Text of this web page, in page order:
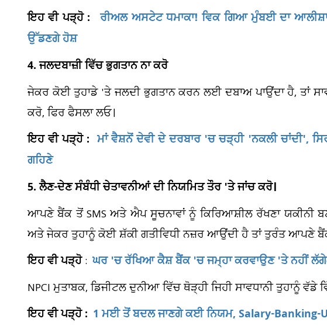
ਇਹ ਵੀ ਪੜ੍ਹੋ : ਰੀਅਲ ਅਸਟੇਟ ਧਮਾਕਾ! ਵਿਕ ਗਿਆ ਮੁੰਬਈ ਦਾ
ਉੱਡਣਗੇ ਹੋਸ਼
4. ਜਲਦਬਾਜ਼ੀ ਵਿੱਚ ਭੁਗਤਾਨ ਨਾ ਕਰੋ
ਜੇਕਰ ਕੋਈ ਤੁਹਾਡੇ 'ਤੇ ਜਲਦੀ ਭੁਗਤਾਨ ਕਰਨ ਲਈ ਦਬਾਅ ਪਾਉਂਦਾ ਹੈ, ਤਾਂ
ਕਰੋ, ਫਿਰ ਫੈਸਲਾ ਲਓ।
ਇਹ ਵੀ ਪੜ੍ਹੋ :ਮਾਂ ਵੈਸ਼ਨੋਂ ਦੇਵੀ ਦੇ ਦਰਬਾਰ 'ਚ ਚੜ੍ਹੀ 'ਨਕਲੀ ਚਾਂਦੀ',
ਗਹਿਣੇ
5. ਲੈਣ-ਦੇਣ ਸੰਬੰਧੀ ਚੇਤਾਵਨੀਆਂ ਦੀ ਨਿਯਮਿਤ ਤੌਰ 'ਤੇ ਜਾਂਚ ਕਰੋ।
ਆਪਣੇ ਬੈਂਕ ਤੋਂ SMS ਅਤੇ ਐਪ ਸੂਚਨਾਵਾਂ ਨੂੰ ਕਿਰਿਆਸ਼ੀਲ ਰੱਖਣਾ ਯਕੀਨੀ
ਅਤੇ ਜੇਕਰ ਤੁਹਾਨੂੰ ਕੋਈ ਸ਼ੱਕੀ ਗਤੀਵਿਧੀ ਨਜ਼ਰ ਆਉਂਦੀ ਹੈ ਤਾਂ ਤੁਰੰਤ ਆਪਣੇ
ਇਹ ਵੀ ਪੜ੍ਹੋ:ਘਰ 'ਚ ਰੱਖਿਆ ਕੈਸ਼ ਬੈਂਕ 'ਚ ਜਮ੍ਹਾ ਕਰਵਾਉਣ 'ਤੇ ਨਹੀਂ
NPCI ਮੁਤਾਬਕ, ਡਿਜੀਟਲ ਦੁਨੀਆ ਵਿੱਚ ਥੋੜ੍ਹੀ ਜਿਹੀ ਸਾਵਧਾਨੀ ਤੁਹਾਨੂੰ ਵੱਡੇ
ਇਹ ਵੀ ਪੜ੍ਹੋ : 1 ਮਈ ਤੋਂ ਬਦਲ ਜਾਣਗੇ ਕਈ ਨਿਯਮ, Salary-Banking-